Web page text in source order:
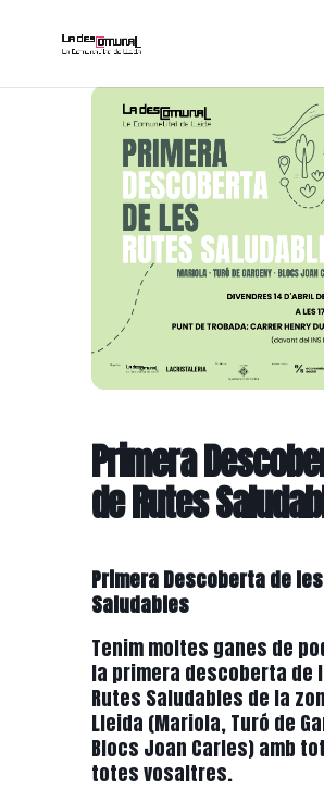
Primera
de Rutes
Primera Descoberta de
Saludables
Tenim moltes ganes de
la primera descoberta de
Rutes Saludables de la
Lleida (Mariola, Turó de
Blocs Joan Carles) amb
totes vosaltres.